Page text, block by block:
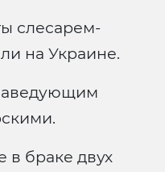
слесарем-
на Украине.
в браке двух